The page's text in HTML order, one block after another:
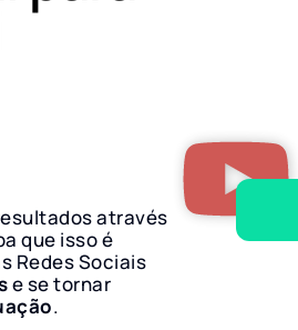
através
que isso é
Redes Sociais
e se tornar
.